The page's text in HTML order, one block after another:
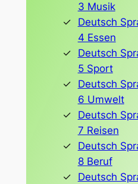
3 Musik
Deutsch
4 Essen
Deutsch
5 Sport
Deutsch
6 Umwelt
Deutsch
7 Reisen
Deutsch
8 Beruf
Deutsch